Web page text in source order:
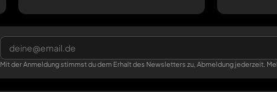
Mit der Anmeldung stimmst du dem Erhalt des Newsletters zu, Abmeldung jederzeit.